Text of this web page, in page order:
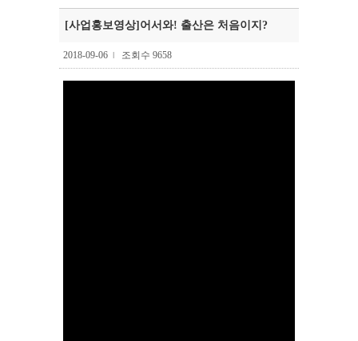
[사업홍보영상]어서와! 출산은 처음이지?
2018-09-06 l 조회수 9658